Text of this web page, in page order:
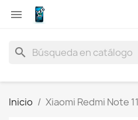

search
Inicio Xiaomi Redmi Note